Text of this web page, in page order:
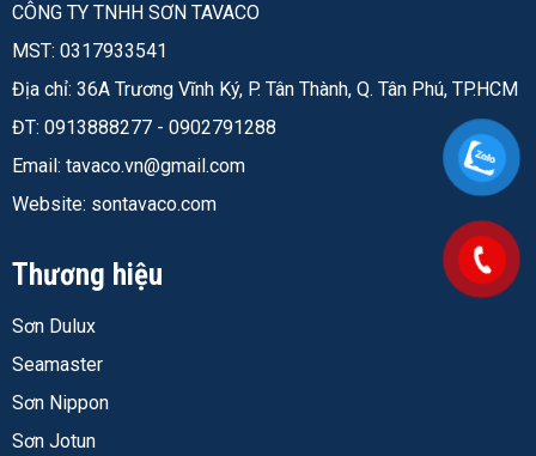
CÔNG TY TNHH SƠN TAVACO
MST: 0317933541
Địa chỉ: 36A Trương Vĩnh Ký, P. Tân Thành, Q. Tân Phú, TP.HCM
ĐT: 0913888277 - 0902791288
Email: tavaco.vn@gmail.com
Website: sontavaco.com
Thương hiệu
Sơn Dulux
Seamaster
Sơn Nippon
Sơn Jotun